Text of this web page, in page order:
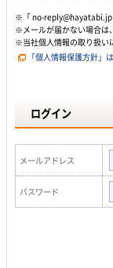
※「 no-reply@hayatabi.jp
※メールが届かない場合は
※当社個人情報の取り扱い
「個人情報保護方針」
ログイン
メールアドレス
パスワード